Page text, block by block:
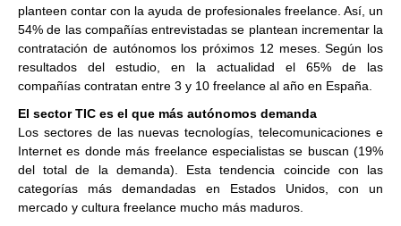
planteen contar con la ayuda de profesionales freelance. Así, un
54% de las compañías entrevistadas se plantean incrementar la
contratación de autónomos los próximos 12 meses. Según los
resultados del estudio, en la actualidad el 65% de las
compañías contratan entre 3 y 10 freelance al año en España.
El sector TIC es el que más autónomos demanda
Los sectores de las nuevas tecnologías, telecomunicaciones e
Internet es donde más freelance especialistas se buscan (19%
del total de la demanda). Esta tendencia coincide con las
categorías más demandadas en Estados Unidos, con un
mercado y cultura freelance mucho más maduros.